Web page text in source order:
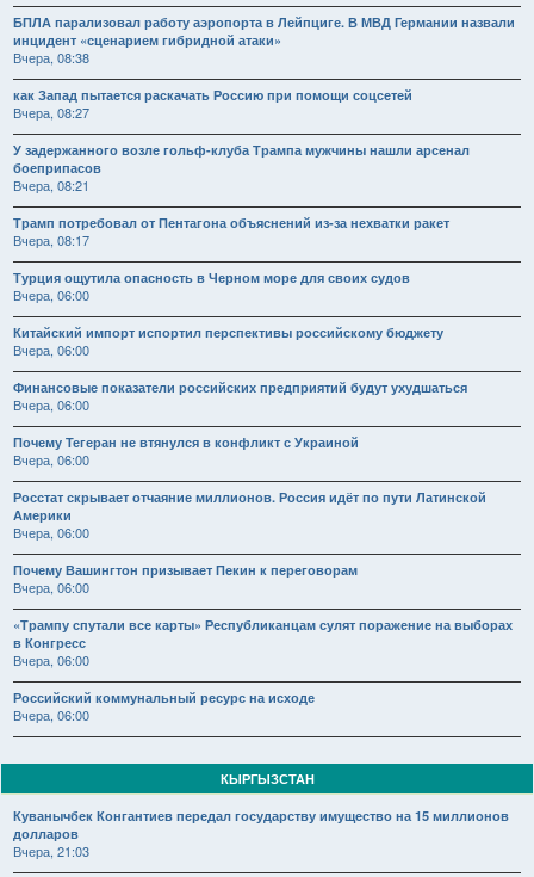
БПЛА парализовал работу аэропорта в Лейпциге. В МВД Германии назвали
инцидент «сценарием гибридной атаки»
Вчера, 08:38
как Запад пытается раскачать Россию при помощи соцсетей
Вчера, 08:27
У задержанного возле гольф-клуба Трампа мужчины нашли арсенал
боеприпасов
Вчера, 08:21
Трамп потребовал от Пентагона объяснений из-за нехватки ракет
Вчера, 08:17
Турция ощутила опасность в Черном море для своих судов
Вчера, 06:00
Китайский импорт испортил перспективы российскому бюджету
Вчера, 06:00
Финансовые показатели российских предприятий будут ухудшаться
Вчера, 06:00
Почему Тегеран не втянулся в конфликт с Украиной
Вчера, 06:00
Росстат скрывает отчаяние миллионов. Россия идёт по пути Латинской
Америки
Вчера, 06:00
Почему Вашингтон призывает Пекин к переговорам
Вчера, 06:00
«Трампу спутали все карты» Республиканцам сулят поражение на выборах
в Конгресс
Вчера, 06:00
Российский коммунальный ресурс на исходе
Вчера, 06:00
КЫРГЫЗСТАН
Куванычбек Конгантиев передал государству имущество на 15 миллионов
долларов
Вчера, 21:03